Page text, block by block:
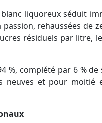
liquoreux séduit
rehaussées de
résiduels par
%, complété par 6 %
neuves et pour